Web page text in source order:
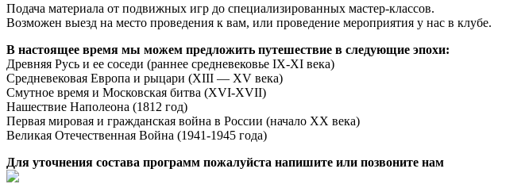
Подача материала от подвижных игр до специализированных мастер-классов.
Возможен выезд на место проведения к вам, или проведение мероприятия у нас в клубе.
В настоящее время мы можем предложить путешествие в следующие эпохи:
Древняя Русь и ее соседи (раннее средневековье IX-XI века)
Средневековая Европа и рыцари (XIII — XV века)
Смутное время и Московская битва (XVI-XVII)
Нашествие Наполеона (1812 год)
Первая мировая и гражданская война в России (начало XX века)
Великая Отечественная Война (1941-1945 года)
Для уточнения состава программ пожалуйста напишите или позвоните нам